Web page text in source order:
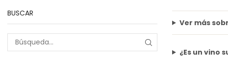
Ver más
¿Es un vino
BUSCAR